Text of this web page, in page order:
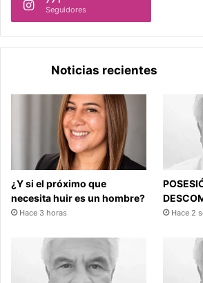
Seguidores
Noticias recientes
¿Y si el próximo que
necesita huir es un hombre?
Hace 3 horas Hace 2